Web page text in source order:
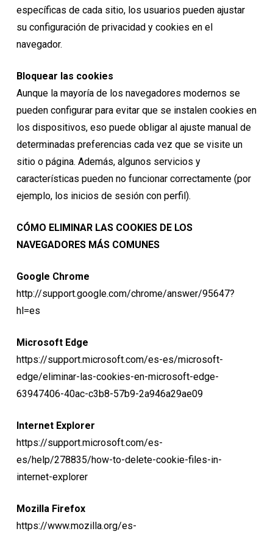
específicas de cada sitio, los usuarios pueden ajustar
su configuración de privacidad y cookies en el
navegador.
Bloquear las cookies
Aunque la mayoría de los navegadores modernos se
pueden configurar para evitar que se instalen cookies en
los dispositivos, eso puede obligar al ajuste manual de
determinadas preferencias cada vez que se visite un
sitio o página. Además, algunos servicios y
características pueden no funcionar correctamente (por
ejemplo, los inicios de sesión con perfil).
CÓMO ELIMINAR LAS COOKIES DE LOS
NAVEGADORES MÁS COMUNES
Google Chrome
http://support.google.com/chrome/answer/95647?
hl=es
Microsoft Edge
https://support.microsoft.com/es-es/microsoft-
edge/eliminar-las-cookies-en-microsoft-edge-
63947406-40ac-c3b8-57b9-2a946a29ae09
Internet Explorer
https://support.microsoft.com/es-
es/help/278835/how-to-delete-cookie-files-in-
internet-explorer
Mozilla Firefox
https://www.mozilla.org/es-